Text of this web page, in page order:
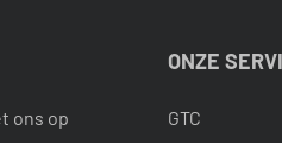
ons op
ONZE
GTC